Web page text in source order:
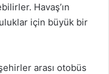
Havaş’ın
için büyük bir
arası otobüs